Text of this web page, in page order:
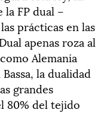
FP dual –
prácticas en las
apenas roza al
Alemania
la dualidad
grandes
80% del tejido